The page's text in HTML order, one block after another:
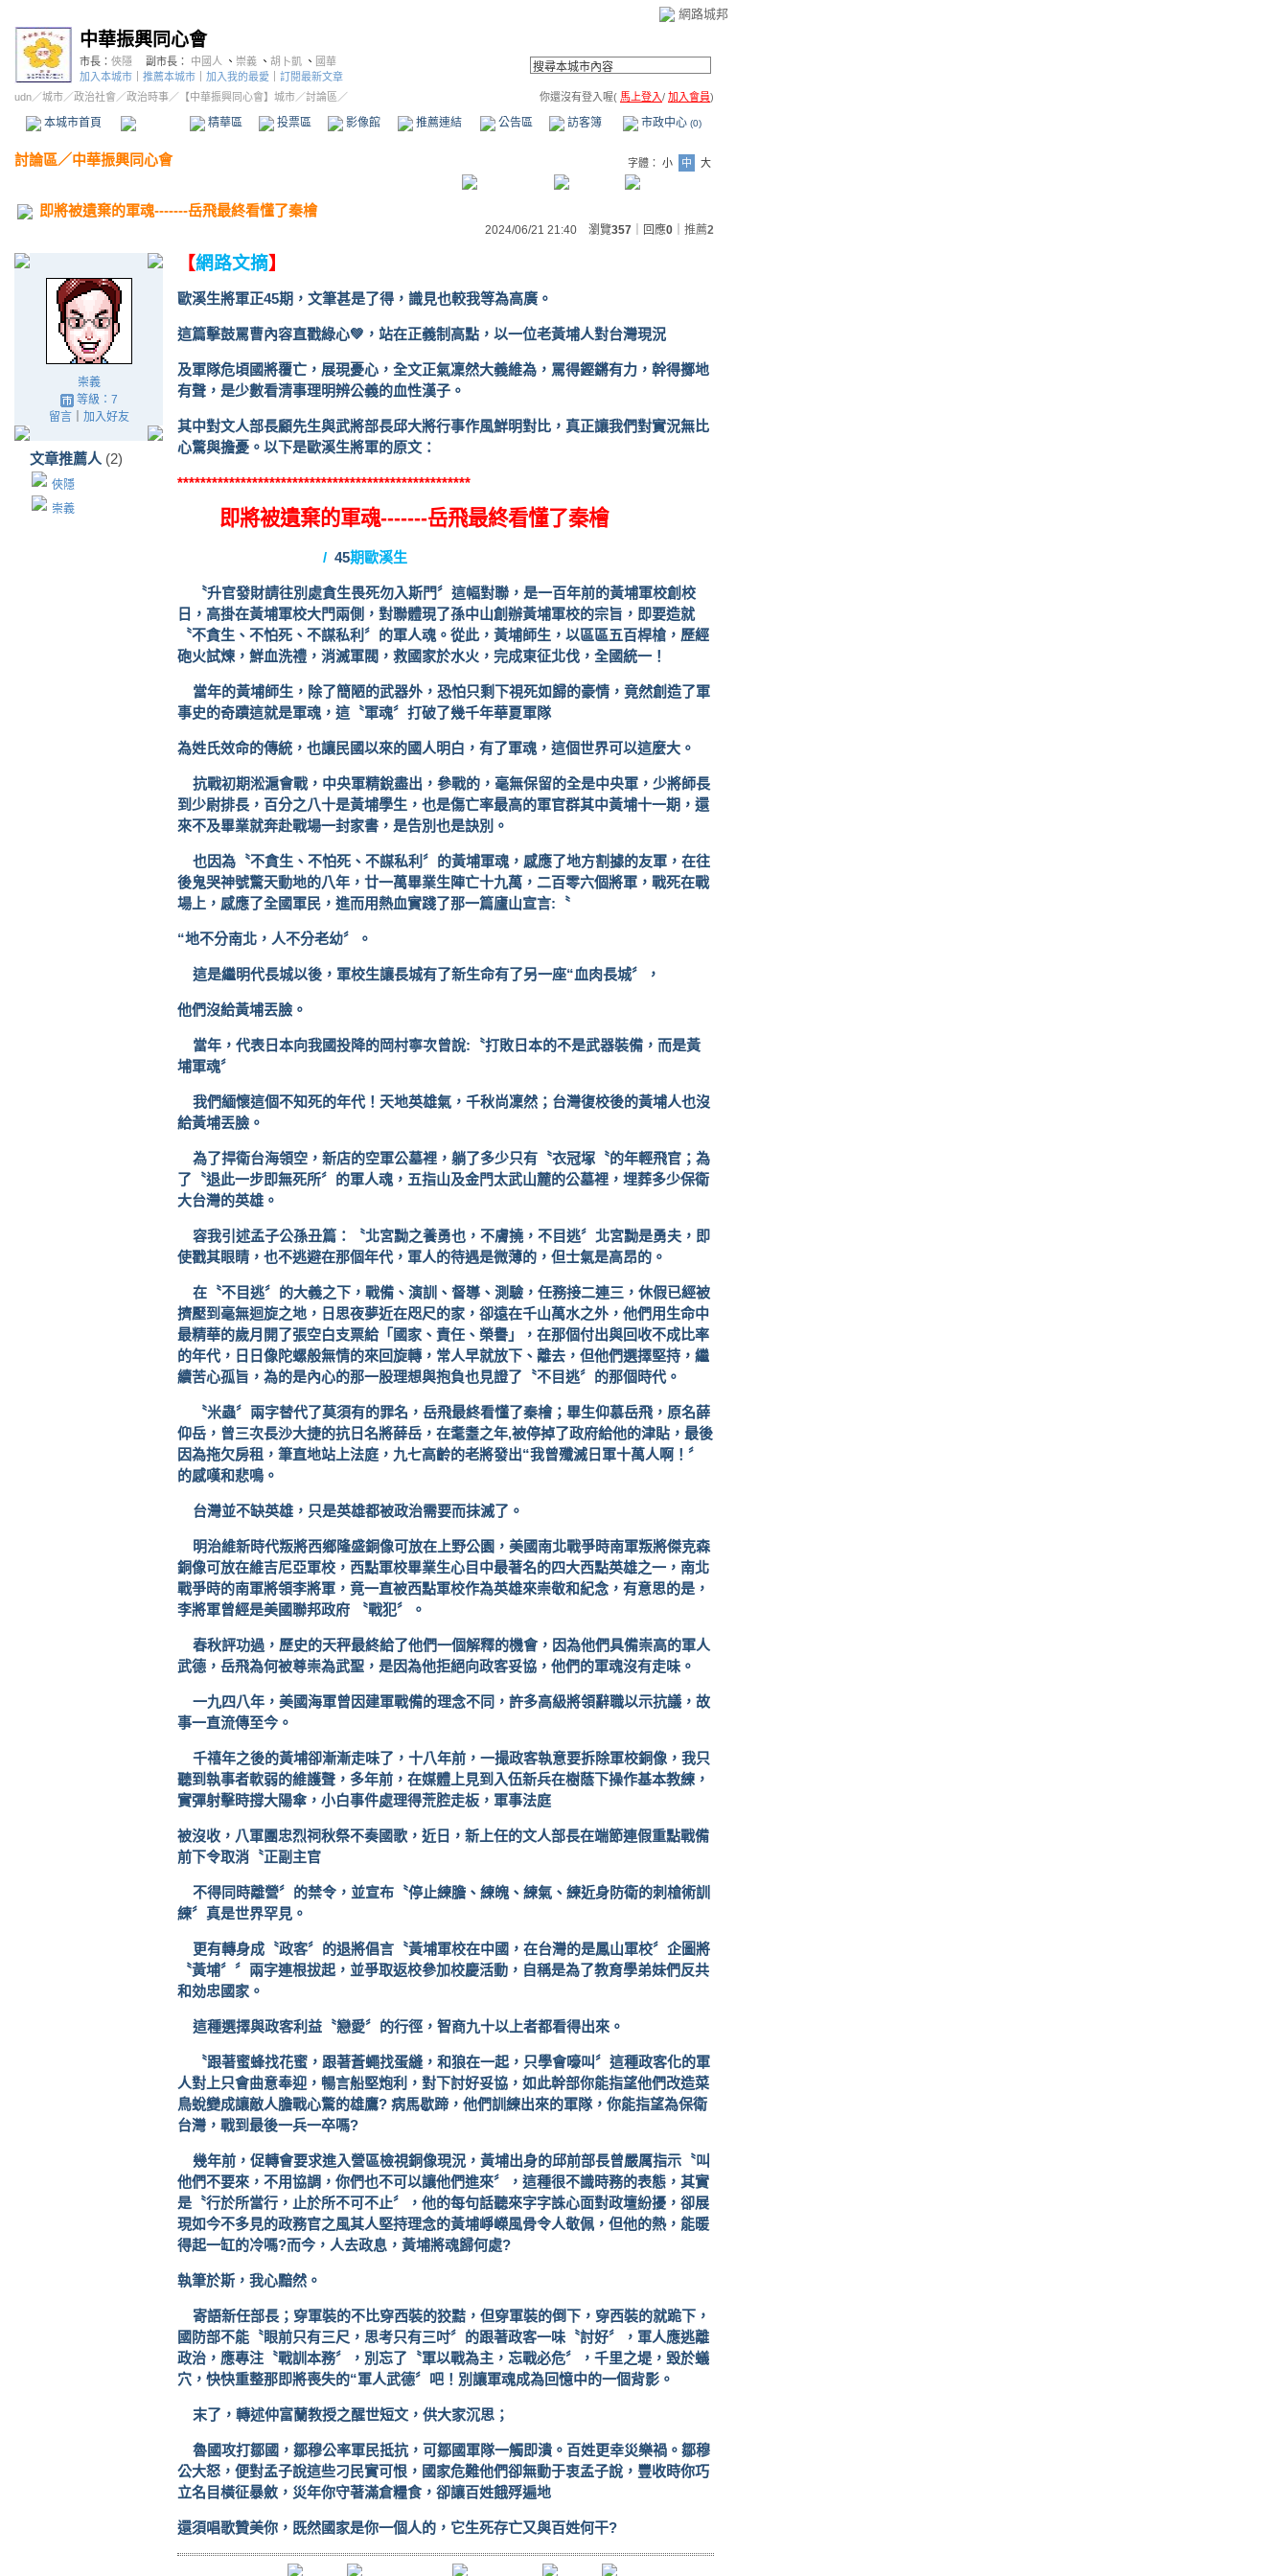
網路城邦
中華振興同心會
市長： 俠隱 副市長： 中國人 、 崇義 、 胡卜凱 、 國華
加入本城市
推薦本城市 加入我的最愛
訂閱最新文章
udn／城市／政治社會 ／政治時事／ 【中華振興同心會】城市／討論區／ 你還沒有登入喔( 馬上登入/ 加入會員)
本城市首頁 精華區 投票區 影像館 推薦連結 公告區 訪客簿 市政中心 (0)
討論區／中華振興同心會 字體： 小 中 大
即將被遺棄的軍魂-------岳飛最終看懂了秦檜
2024/06/21 21:40 瀏覽357 ｜回應0 推薦2
崇義
等級：7
留言｜ 加入好友
文章推薦人 (2)
俠隱
崇義
【網路文摘】
歐溪生將軍正45期，文筆甚是了得，識見也較我等為高廣。
這篇擊鼓罵曹內容直戳綠心💚 ，站在正義制高點，以一位老黃埔人對台灣現況
及軍隊危頃國將覆亡，展現憂心，全文正氣凜然大義維為，罵得鏗鏘有力，幹得擲地
有聲，是少數看清事理明辨公義的血性漢子。
其中對文人部長顧先生與武將部長邱大將行事作風鮮明對比，真正讓我們對實況無比
心驚與擔憂。以下是歐溪生將軍的原文：
***************************************************
即將被遺棄的軍魂-------岳飛最終看懂了秦檜
/ 45期歐溪生
〝升官發財請往別處貪生畏死勿入斯門〞這幅對聯，是一百年前的黃埔軍校創校
日，高掛在黃埔軍校大門兩側，對聯體現了孫中山創辦黃埔軍校的宗旨，即要造就
〝不貪生、不怕死、不謀私利〞的軍人魂。從此，黃埔師生，以區區五百桿槍，歷經
砲火試煉，鮮血洗禮，消滅軍閥，救國家於水火，完成東征北伐，全國統一！
當年的黃埔師生，除了簡陋的武器外，恐怕只剩下視死如歸的豪情，竟然創造了軍
事史的奇蹟這就是軍魂，這〝軍魂〞打破了幾千年華夏軍隊
為姓氏效命的傳統，也讓民國以來的國人明白，有了軍魂，這個世界可以這麼大。
抗戰初期淞滬會戰，中央軍精銳盡出，參戰的，毫無保留的全是中央軍，少將師長
到少尉排長，百分之八十是黃埔學生，也是傷亡率最高的軍官群其中黃埔十一期，還
來不及畢業就奔赴戰場一封家書，是告別也是訣別。
也因為〝不貪生、不怕死、不謀私利〞的黃埔軍魂，感應了地方割據的友軍，在往
後鬼哭神號驚天動地的八年，廿一萬畢業生陣亡十九萬，二百零六個將軍，戰死在戰
場上，感應了全國軍民，進而用熱血實踐了那一篇廬山宣言: 〝
“地不分南北，人不分老幼〞。
這是繼明代長城以後，軍校生讓長城有了新生命有了另一座“血肉長城〞，
他們沒給黃埔丟臉。
當年，代表日本向我國投降的岡村寧次曾說: 〝打敗日本的不是武器裝備，而是黃
埔軍魂〞
我們緬懷這個不知死的年代！天地英雄氣，千秋尚凜然；台灣復校後的黃埔人也沒
給黃埔丟臉。
為了捍衛台海領空，新店的空軍公墓裡，躺了多少只有〝衣冠塚〝的年輕飛官；為
了〝退此一步即無死所〞的軍人魂，五指山及金門太武山麓的公墓裡，埋葬多少保衛
大台灣的英雄。
容我引述孟子公孫丑篇：〝北宮黝之養勇也，不膚撓，不目逃〞北宮黝是勇夫，即
使戳其眼睛，也不逃避在那個年代，軍人的待遇是微薄的，但士氣是高昂的。
在〝不目逃〞的大義之下，戰備、演訓、督導、測驗，任務接二連三，休假已經被
擠壓到毫無迴旋之地，日思夜夢近在咫尺的家，卻遠在千山萬水之外，他們用生命中
最精華的歲月開了張空白支票給「國家、責任、榮譽」，在那個付出與回收不成比率
的年代，日日像陀螺般無情的來回旋轉，常人早就放下、離去，但他們選擇堅持，繼
續苦心孤旨，為的是內心的那一股理想與抱負也見證了〝不目逃〞的那個時代。
〝米蟲〞兩字替代了莫須有的罪名，岳飛最終看懂了秦檜；畢生仰慕岳飛，原名薛
仰岳，曾三次長沙大捷的抗日名將薛岳，在耄耋之年,被停掉了政府給他的津貼，最後
因為拖欠房租，筆直地站上法庭，九七高齡的老將發出“我曾殲滅日軍十萬人啊！〞
的感嘆和悲鳴。
台灣並不缺英雄，只是英雄都被政治需要而抹滅了。
明治維新時代叛將西鄉隆盛銅像可放在上野公園，美國南北戰爭時南軍叛將傑克森
銅像可放在維吉尼亞軍校，西點軍校畢業生心目中最著名的四大西點英雄之一，南北
戰爭時的南軍將領李將軍，竟一直被西點軍校作為英雄來崇敬和紀念，有意思的是，
李將軍曾經是美國聯邦政府
〝戰犯〞。
春秋評功過，歷史的天秤最終給了他們一個解釋的機會，因為他們具備崇高的軍人
武德，岳飛為何被尊崇為武聖，是因為他拒絕向政客妥協，他們的軍魂沒有走味。
一九四八年，美國海軍曾因建軍戰備的理念不同，許多高級將領辭職以示抗議，故
事一直流傳至今。
千禧年之後的黃埔卻漸漸走味了，十八年前，一撮政客執意要拆除軍校銅像，我只
聽到執事者軟弱的維護聲，多年前，在媒體上見到入伍新兵在樹蔭下操作基本教練，
實彈射擊時撐大陽傘，小白事件處理得荒腔走板，軍事法庭
被沒收，八軍團忠烈祠秋祭不奏國歌，近日，新上任的文人部長在端節連假重點戰備
前下令取消〝正副主官
不得同時離營〞的禁令，並宣布〝停止練膽、練魄、練氣、練近身防衛的刺槍術訓
練〞真是世界罕見。
更有轉身成〝政客〞的退將倡言〝黃埔軍校在中國，在台灣的是鳳山軍校〞企圖將
〝黃埔〞〞兩字連根拔起，並爭取返校參加校慶活動，自稱是為了教育學弟妹們反共
和効忠國家。
這種選擇與政客利益〝戀愛〞的行徑，智商九十以上者都看得出來。
〝跟著蜜蜂找花蜜，跟著蒼蠅找蛋縫，和狼在一起，只學會嚎叫〞這種政客化的軍
人對上只會曲意奉迎，暢言船堅炮利，對下討好妥協，如此幹部你能指望他們改造菜
鳥蛻變成讓敵人膽戰心驚的雄鷹? 病馬歇蹄，他們訓練出來的軍隊，你能指望為保衛
台灣，戰到最後一兵一卒嗎?
幾年前，促轉會要求進入營區檢視銅像現況，黃埔出身的邱前部長曾嚴厲指示〝叫
他們不要來，不用協調，你們也不可以讓他們進來〞，這種很不識時務的表態，其實
是〝行於所當行，止於所不可不止〞，他的每句話聽來字字誅心面對政壇紛擾，卻展
現如今不多見的政務官之風其人堅持理念的黃埔崢嶸風骨令人敬佩，但他的熱，能暖
得起一缸的冷嗎?而今，人去政息，黃埔將魂歸何處?
執筆於斯，我心黯然。
寄語新任部長；穿軍裝的不比穿西裝的狡黠，但穿軍裝的倒下，穿西裝的就跪下，
國防部不能〝眼前只有三尺，思考只有三吋〞的跟著政客一味〝討好〞，軍人應逃離
政治，應專注〝戰訓本務〞，別忘了〝軍以戰為主，忘戰必危〞，千里之堤，毀於蟻
穴，快快重整那即將喪失的“軍人武德〞吧！別讓軍魂成為回憶中的一個背影。
末了，轉述仲富蘭教授之醒世短文，供大家沉思；
魯國攻打鄒國，鄒穆公率軍民抵抗，可鄒國軍隊一觸即潰。百姓更幸災樂禍。鄒穆
公大怒，便對孟子說這些刁民實可恨，國家危難他們卻無動于衷孟子說，豐收時你巧
立名目橫征暴斂，災年你守著滿倉糧食，卻讓百姓餓殍遍地
還須唱歌贊美你，既然國家是你一個人的，它生死存亡又與百姓何干?